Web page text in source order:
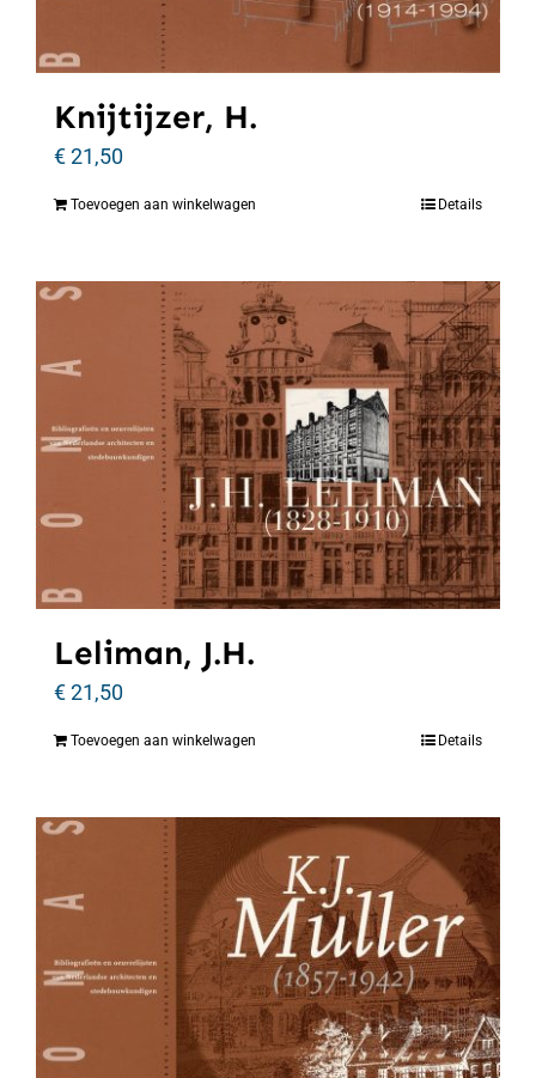
Knijtijzer, H.
€21,50
Toevoegen aan winkelwagen Details
Leliman, J.H.
€21,50
Toevoegen aan winkelwagen Details